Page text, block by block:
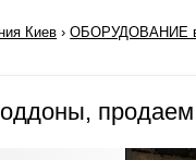
Киев ›ОБОРУДОВАНИЕ
продаем